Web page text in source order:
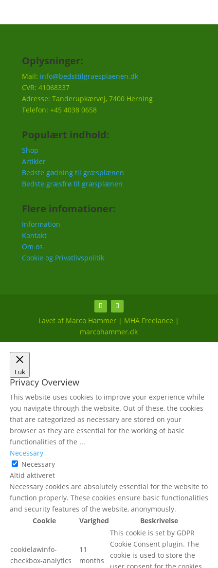
Oplysninger:
Mail: info@bedsttilgraesplaenen.dk
CVR: 41068337
Adresse: Tanderupkærvej, 7400 Herning
Telefon: +45 4038 0658
Populært indhold:
Shop
Artikler
Bedste gødning til græsplænen
Bedste græsfrø til græsplænen
Flere infomationer:
Information
Kontakt
Om os
Cookie og Privatlivspolitik
Lavet af Marco Hammer | MHA Freelance |
marcohammer.dk
Luk
Privacy Overview
This website uses cookies to improve your experience while
you navigate through the website. Out of these, the cookies
that are categorized as necessary are stored on your
browser as they are essential for the working of basic
functionalities of the ...
Necessary
Necessary
Altid aktiveret
Necessary cookies are absolutely essential for the website to
function properly. These cookies ensure basic functionalities
and security features of the website, anonymously.
Cookie
Varighed Beskrivelse
cookielawinfo-
checkbox-analytics
11
months
This cookie is set by GDPR
Cookie Consent plugin. The
cookie is used to store the